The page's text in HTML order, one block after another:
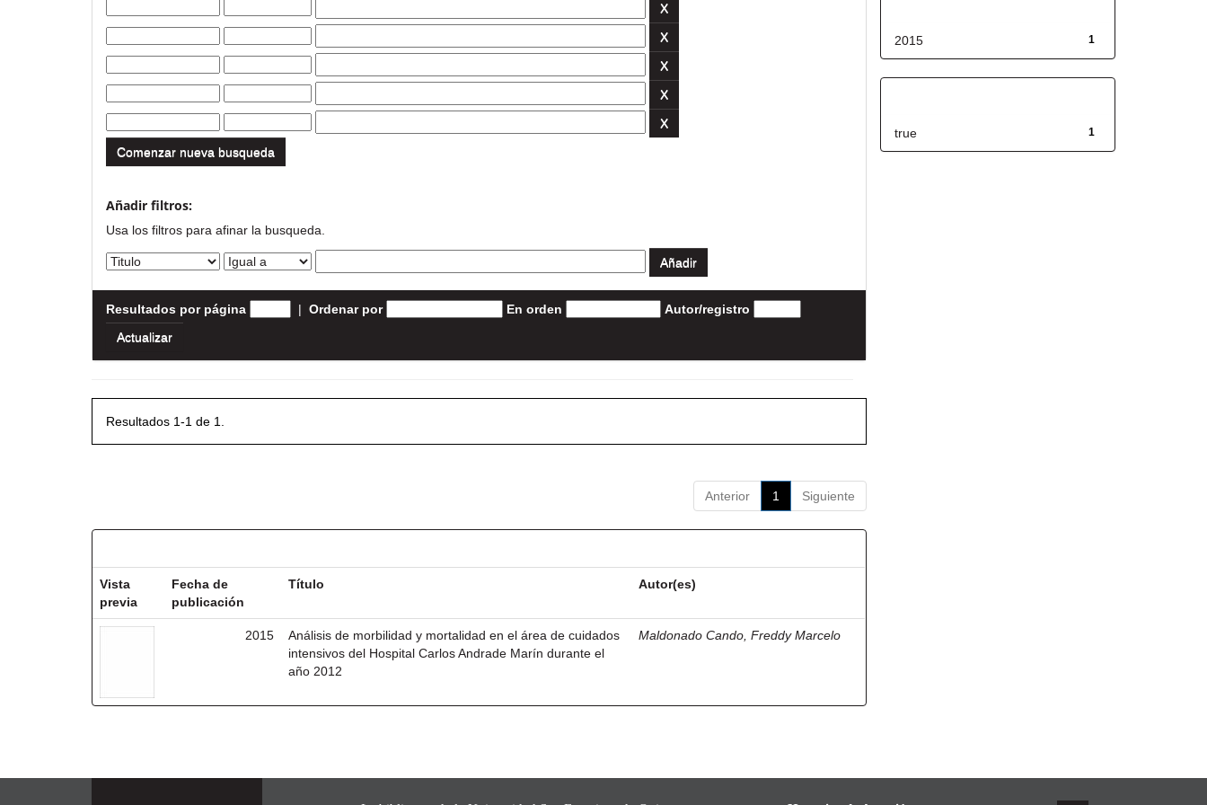
Comenzar nueva busqueda
Añadir filtros:
Usa los filtros para afinar la busqueda.
Resultados por página | Ordenar por En orden Autor/registro
Resultados 1-1 de 1.
Anterior 1 Siguiente
Vista
previa
Fecha de
publicación
Título Autor(es)
2015
Análisis de morbilidad y mortalidad en el área de cuidados
intensivos del Hospital Carlos Andrade Marín durante el
año 2012
Maldonado Cando, Freddy Marcelo
1
2015
1
true